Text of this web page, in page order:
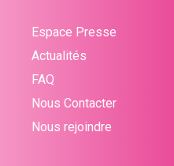
Espace Presse
Actualités
FAQ
Nous Contacter
Nous rejoindre